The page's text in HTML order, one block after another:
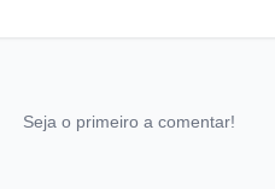
Seja o primeiro a comentar!